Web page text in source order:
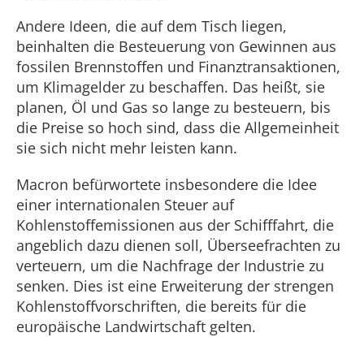
Andere Ideen, die auf dem Tisch liegen,
beinhalten die Besteuerung von Gewinnen aus
fossilen Brennstoffen und Finanztransaktionen,
um Klimagelder zu beschaffen. Das heißt, sie
planen, Öl und Gas so lange zu besteuern, bis
die Preise so hoch sind, dass die Allgemeinheit
sie sich nicht mehr leisten kann.
Macron befürwortete insbesondere die Idee
einer internationalen Steuer auf
Kohlenstoffemissionen aus der Schifffahrt, die
angeblich dazu dienen soll, Überseefrachten zu
verteuern, um die Nachfrage der Industrie zu
senken. Dies ist eine Erweiterung der strengen
Kohlenstoffvorschriften, die bereits für die
europäische Landwirtschaft gelten.